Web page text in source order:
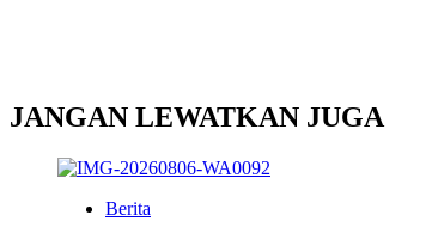
JANGAN LEWATKAN JUGA
Berita